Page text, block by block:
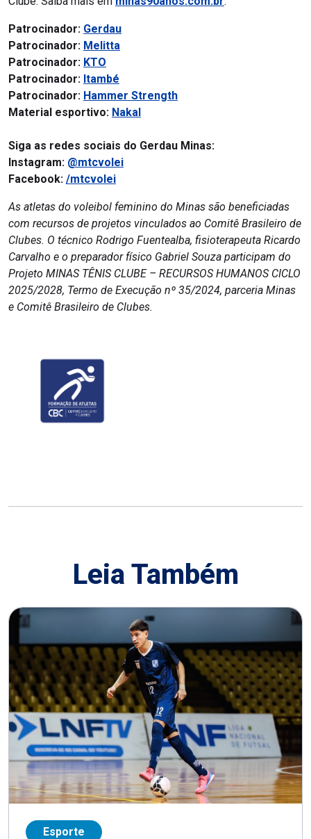
Patrocinador: Gerdau
Patrocinador: Melitta
Patrocinador: KTO
Patrocinador: Itambé
Patrocinador: Hammer Strength
Material esportivo: Nakal
Siga as redes sociais do Gerdau Minas:
Instagram: @mtcvolei
Facebook: /mtcvolei
As atletas do voleibol feminino do Minas são beneficiadas
com recursos de projetos vinculados ao Comitê Brasileiro de
Clubes. O técnico Rodrigo Fuentealba, fisioterapeuta Ricardo
Carvalho e o preparador físico Gabriel Souza participam do
Projeto MINAS TÊNIS CLUBE – RECURSOS HUMANOS CICLO
2025/2028, Termo de Execução nº 35/2024, parceria Minas
e Comitê Brasileiro de Clubes.
Leia Também
Esporte